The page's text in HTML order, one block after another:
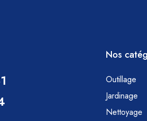
Nos
Outillage
Jardinage
Nettoyage